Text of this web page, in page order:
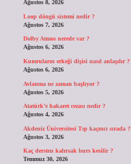
Ağustos 8, 2026
Loop döngü sistemi nedir ?
Ağustos 7, 2026
Dolby Atmos nerede var ?
Ağustos 6, 2026
Kumruların erkeği dişisi nasıl anlaşılır ?
Ağustos 6, 2026
Avlanma ne zaman başlıyor ?
Ağustos 5, 2026
Atatürk’e hakaret cezası nedir ?
Ağustos 4, 2026
Akdeniz Üniversitesi Tıp kaçıncı sırada ?
Ağustos 3, 2026
Kaç dersten kalırsak burs kesilir ?
Temmuz 30, 2026